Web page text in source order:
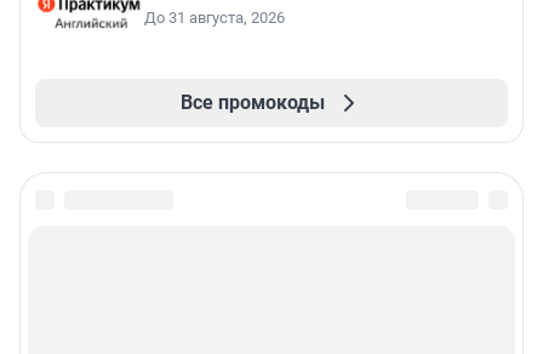
До 31 августа, 2026
Все промокоды